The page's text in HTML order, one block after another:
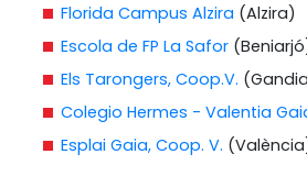
Florida Campus Alzira (Alzira)
Escola de FP La Safor
Els Tarongers, Coop.V.
Colegio Hermes - Valentia
Esplai Gaia, Coop. V.